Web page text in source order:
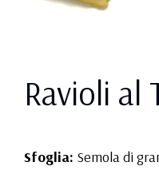
Ravioli al
Sfoglia: Semola di